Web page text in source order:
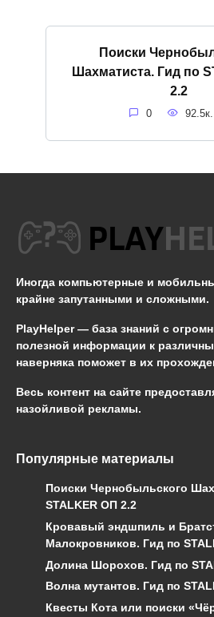
Поиски
Шахматиста. Гид по
2.2
0 92.5к.
Иногда компьютерные и
крайне запутанными и сложными.
PlayHelper — база знаний с
полезной информации к
наверняка поможет в их
Весь контент на сайте
назойливой рекламы.
Популярные материалы
Поиски Чернобыльского
STALKER ОП 2.2
Кровавый эндшпиль и
Малокровников. Гид по
Долина Шорохов. Гид по
Волна мутантов. Гид по
Квесты Кота или поиски